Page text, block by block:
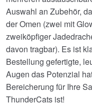
Auswahl an Zubehör,
der Omen (zwei mit
zweiköpfiger
davon tragbar). Es ist
Bestellung gefertigte,
Augen das Potenzial
Bereicherung für Ihre
ThunderCats ist!